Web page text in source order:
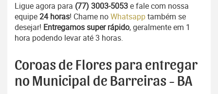
Ligue agora para (77) 3003-5053e fale com nossa
equipe24 horas! Chame noWhatsapptambém se
desejar! Entregamos super rápido, geralmente em 1
hora podendo levar até 3 horas.
Coroas de Flores para entregar
no Municipal de Barreiras - BA